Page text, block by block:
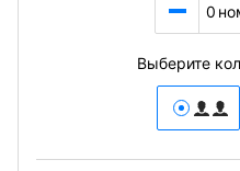
0
Выберите